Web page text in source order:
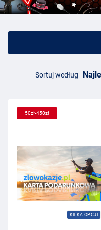
Vouchery upominkowe
ponieważ znaleźliśmy
prosto z domu. Chcesz mieć
Sortuj według
KILKA OPCJI
50zł-450zł